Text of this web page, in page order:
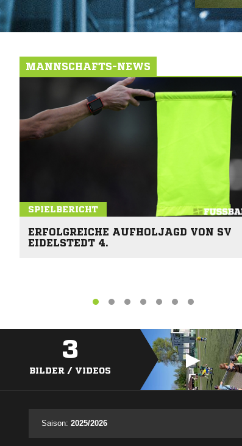
MANNSCHAFTS-NEWS
SPIELBERICHT
ERFOLGREICHE AUFHOLJAGD VON SV
EIDELSTEDT 4.
3
BILDER / VIDEOS
Saison: 2025/2026